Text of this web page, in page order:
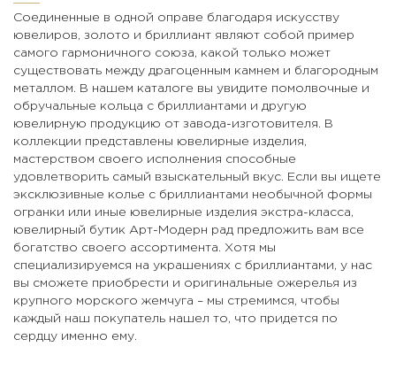
Соединенные в одной оправе благодаря искусству
ювелиров, золото и бриллиант являют собой пример
самого гармоничного союза, какой только может
существовать между драгоценным камнем и благородным
металлом. В нашем каталоге вы увидите помолвочные и
обручальные кольца с бриллиантами и другую
ювелирную продукцию от завода-изготовителя. В
коллекции представлены ювелирные изделия,
мастерством своего исполнения способные
удовлетворить самый взыскательный вкус. Если вы ищете
эксклюзивные колье с бриллиантами необычной формы
огранки или иные ювелирные изделия экстра-класса,
ювелирный бутик Арт-Модерн рад предложить вам все
богатство своего ассортимента. Хотя мы
специализируемся на украшениях с бриллиантами, у нас
вы сможете приобрести и оригинальные ожерелья из
крупного морского жемчуга – мы стремимся, чтобы
каждый наш покупатель нашел то, что придется по
сердцу именно ему.